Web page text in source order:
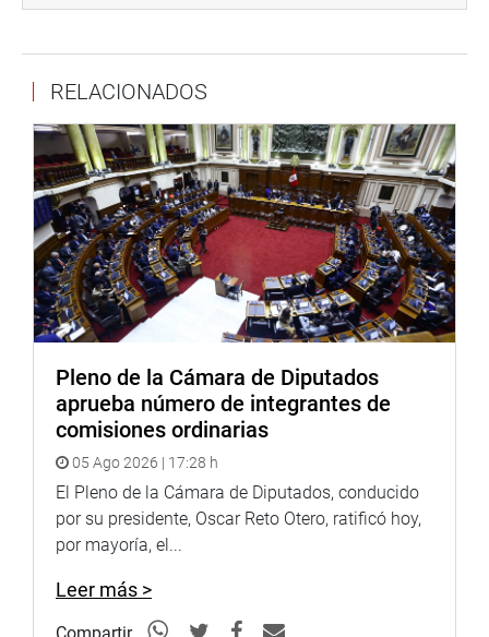
acciones de control y fiscalización que vienen realizando
anteriormente, y podríamos sugerir que se adopten
medidas correctivas e inmediatas para evitar el
vencimiento de los productos alimenticios que deben ser
distribuidos durante el año escolar, además de mejorar
las condiciones para su almacenamiento y distribución,
entre otros mecanismos que permitan la accesibilidad y
el cumplimiento de las metas para este caso”, manifestó
el representante de la Contraloría.
a través del Comité de Alimentación Escolar (CAE) para
ser distribuidos entre los beneficiarios escolares, que a la
fecha serían más de 4 millones 216 mil beneficiarios.
Asimismo, se han realizado más de veinte (20) controles
de cumplimiento en el 2021, así como una serie de
constataciones de servicios de alquiler de sedes
lo que se habrían realizado las observaciones y
recomendaciones para este caso, entre otros controles
RELACIONADOS
Pleno de la Cámara de Diputados
aprueba número de integrantes de
comisiones ordinarias
05 Ago 2026 | 17:28 h
El Pleno de la Cámara de Diputados, conducido
por su presidente, Oscar Reto Otero, ratificó hoy,
por mayoría, el...
Leer más >